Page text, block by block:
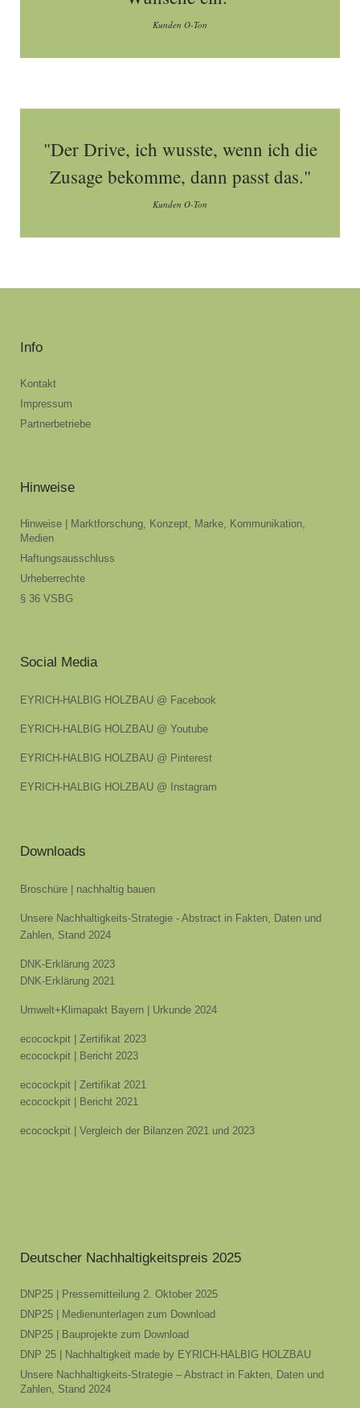
Kunden O-Ton
"Der Drive, ich wusste, wenn ich die
Zusage bekomme, dann passt das."
Kunden O-Ton
Info
Kontakt
Impressum
Partnerbetriebe
Hinweise
Hinweise | Marktforschung, Konzept, Marke, Kommunikation,
Medien
Haftungsausschluss
Urheberrechte
§ 36 VSBG
Social Media
EYRICH-HALBIG HOLZBAU @ Facebook
EYRICH-HALBIG HOLZBAU @ Youtube
EYRICH-HALBIG HOLZBAU @ Pinterest
EYRICH-HALBIG HOLZBAU @ Instagram
Downloads
Broschüre | nachhaltig bauen
Unsere Nachhaltigkeits-Strategie - Abstract in Fakten, Daten und
Zahlen, Stand 2024
DNK-Erklärung 2023
DNK-Erklärung 2021
Umwelt+Klimapakt Bayern | Urkunde 2024
ecocockpit | Zertifikat 2023
ecocockpit | Bericht 2023
ecocockpit | Zertifikat 2021
ecocockpit | Bericht 2021
ecocockpit | Vergleich der Bilanzen 2021 und 2023
Deutscher Nachhaltigkeitspreis 2025
DNP25 | Pressemitteilung 2. Oktober 2025
DNP25 | Medienunterlagen zum Download
DNP25 | Bauprojekte zum Download
DNP 25 | Nachhaltigkeit made by EYRICH-HALBIG HOLZBAU
Unsere Nachhaltigkeits-Strategie – Abstract in Fakten, Daten und
Zahlen, Stand 2024